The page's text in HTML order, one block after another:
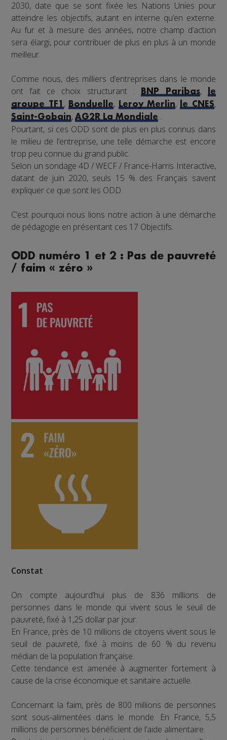
2030, date que se sont fixée les Nations Unies pour
atteindre les objectifs, autant en interne qu’en externe.
Au fur et à mesure des années, notre champ d’action
sera élargi, pour contribuer de plus en plus à un monde
meilleur.
Comme nous, des milliers d’entreprises dans le monde
ont fait ce choix structurant :
BNP Paribas,
le
groupe TF1 , Bonduelle, Leroy Merlin, le CNES,
Saint-Gobain,AG2R La Mondiale...
Pourtant, si ces ODD sont de plus en plus connus dans
le milieu de l’entreprise, une telle démarche est encore
trop peu connue du grand public.
Selon un sondage 4D / WECF / France-Harris Interactive,
datant de juin 2020, seuls 15 % des Français savent
expliquer ce que sont les ODD.
C’est pourquoi nous lions notre action à une démarche
de pédagogie en présentant ces 17 Objectifs.
ODD numéro 1 et 2 : Pas de pauvreté
/ faim « zéro »
Constat
On compte aujourd’hui plus de 836 millions de
personnes dans le monde qui vivent sous le seuil de
pauvreté, fixé à 1,25 dollar par jour.
En France, près de 10 millions de citoyens vivent sous le
seuil de pauvreté, fixé à moins de 60 % du revenu
médian de la population française.
Cette tendance est amenée à augmenter fortement à
cause de la crise économique et sanitaire actuelle.
Concernant la faim, près de 800 millions de personnes
sont sous-alimentées dans le monde. En France, 5,5
millions de personnes bénéficient de l’aide alimentaire.